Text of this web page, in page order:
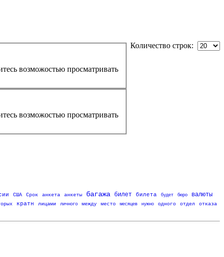
Количество строк:
возможостью просматривать
возможостью просматривать
США Срок анкета анкеты багажа билет билета будет бюро валюты
кратн лицами личного между место месяцев нужно одного отдел
отказа